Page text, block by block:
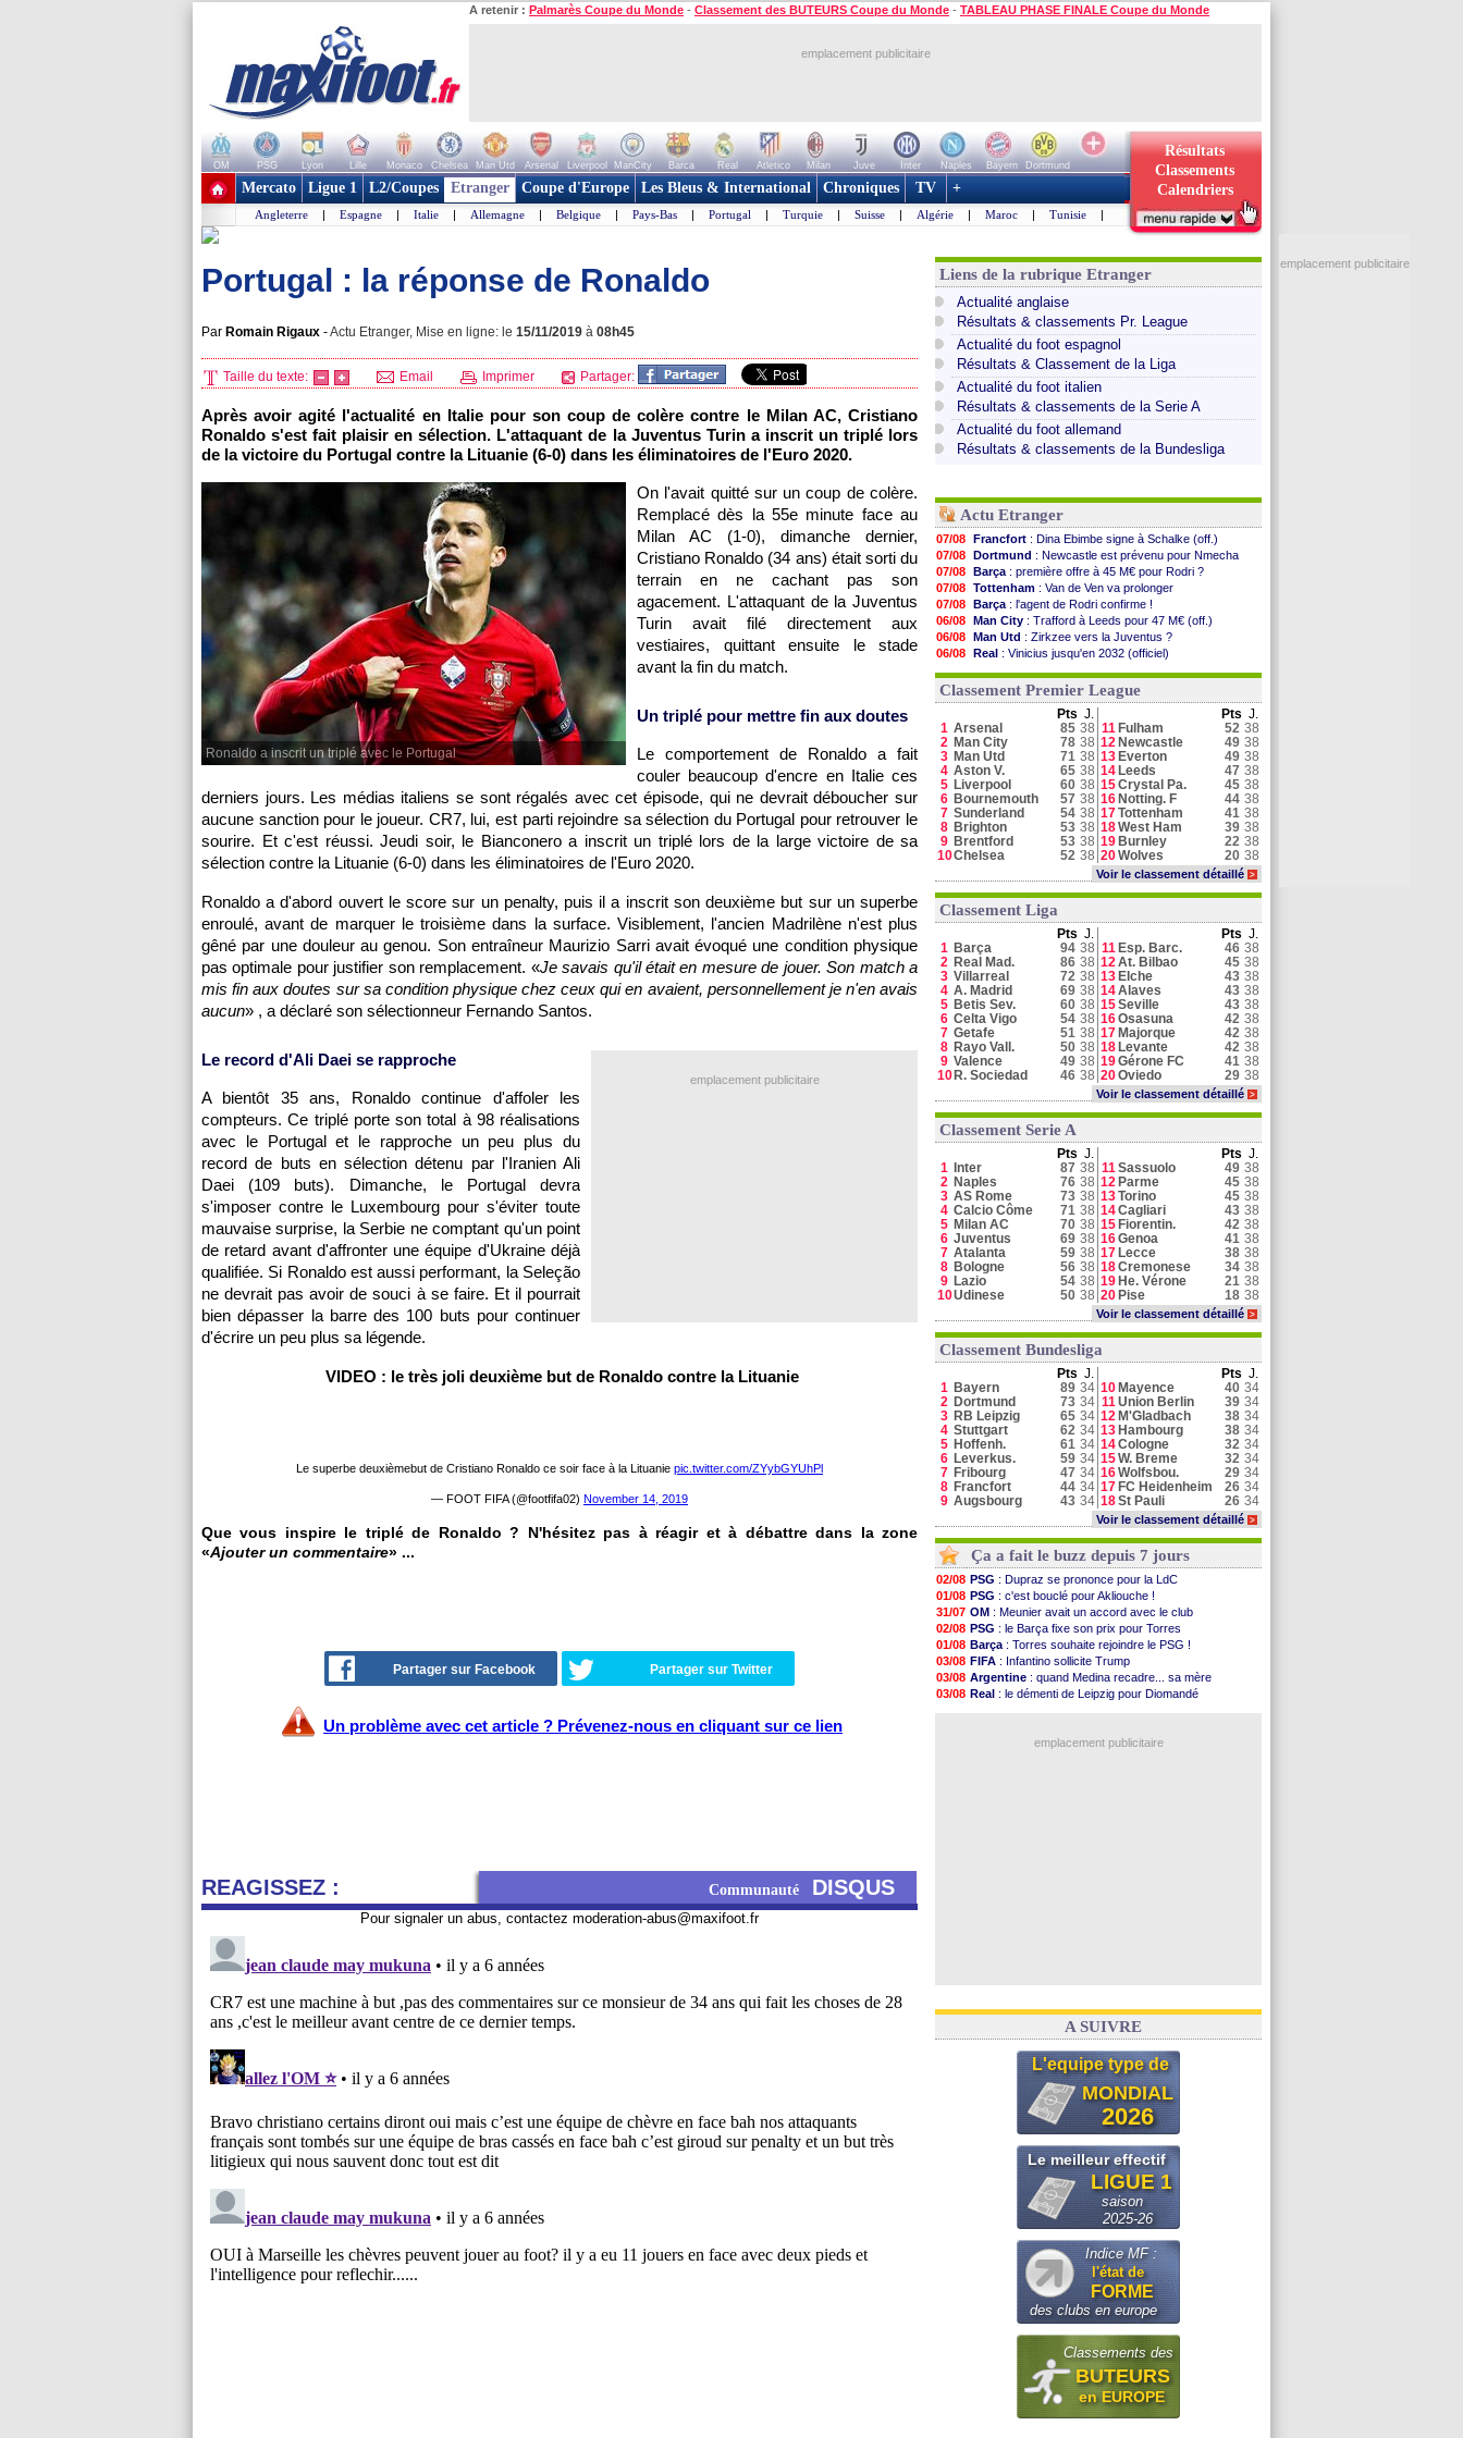
A retenir : Palmarès Coupe du Monde - Classement des BUTEURS Coupe du Monde - TABLEAU PHASE FINALE Coupe du Monde
emplacement publicitaire
OM PSG Lyon Lille Monaco Chelsea Man Utd Arsenal Liverpool ManCity Barca Real Atletico Milan Juve Inter Naples Bayern
Dortmund
+ de clubs
Résultats
Classements
Calendriers
Mercato Ligue 1 L2/Coupes Etranger Coupe d'Europe Les Bleus & International Chroniques TV +
Angleterre | Espagne | Italie | Allemagne | Belgique | Pays-Bas | Portugal | Turquie | Suisse | Algérie | Maroc | Tunisie |
Portugal : la réponse de Ronaldo
Par Romain Rigaux -Actu Etranger, Mise en ligne: le 15/11/2019 à 08h45
Taille du texte: Email Imprimer Partager:
Après avoir agité l'actualité en Italie pour son coup de colère contre le Milan AC, Cristiano
Ronaldo s'est fait plaisir en sélection. L'attaquant de la Juventus Turin a inscrit un triplé lors
de la victoire du Portugal contre la Lituanie (6-0) dans les éliminatoires de l'Euro 2020.
Ronaldo a inscrit un triplé avec le Portugal
On l'avait quitté sur un coup de colère.
Remplacé dès la 55e minute face au
Milan AC (1-0), dimanche dernier,
Cristiano Ronaldo (34 ans) était sorti du
terrain en ne cachant pas son
agacement. L'attaquant de la Juventus
Turin avait filé directement aux
vestiaires, quittant ensuite le stade
avant la fin du match.
Un triplé pour mettre fin aux doutes
Le comportement de Ronaldo a fait
couler beaucoup d'encre en Italie ces
derniers jours. Les médias italiens se sont régalés avec cet épisode, qui ne devrait déboucher sur
aucune sanction pour le joueur. CR7, lui, est parti rejoindre sa sélection du Portugal pour retrouver le
sourire. Et c'est réussi. Jeudi soir, le Bianconero a inscrit un triplé lors de la large victoire de sa
sélection contre la Lituanie (6-0) dans les éliminatoires de l'Euro 2020.
Ronaldo a d'abord ouvert le score sur un penalty, puis il a inscrit son deuxième but sur un superbe
enroulé, avant de marquer le troisième dans la surface. Visiblement, l'ancien Madrilène n'est plus
gêné par une douleur au genou. Son entraîneur Maurizio Sarri avait évoqué une condition physique
pas optimale pour justifier son remplacement. «Je savais qu'il était en mesure de jouer. Son match a
mis fin aux doutes sur sa condition physique chez ceux qui en avaient, personnellement je n'en avais
aucun» , a déclaré son sélectionneur Fernando Santos.
emplacement publicitaire
Le record d'Ali Daei se rapproche
A bientôt 35 ans, Ronaldo continue d'affoler les
compteurs. Ce triplé porte son total à 98 réalisations
avec le Portugal et le rapproche un peu plus du
record de buts en sélection détenu par l'Iranien Ali
Daei (109 buts). Dimanche, le Portugal devra
s'imposer contre le Luxembourg pour s'éviter toute
mauvaise surprise, la Serbie ne comptant qu'un point
de retard avant d'affronter une équipe d'Ukraine déjà
qualifiée. Si Ronaldo est aussi performant, la Seleção
ne devrait pas avoir de souci à se faire. Et il pourrait
bien dépasser la barre des 100 buts pour continuer
d'écrire un peu plus sa légende.
VIDEO : le très joli deuxième but de Ronaldo contre la Lituanie
Le superbe deuxièmebut de Cristiano Ronaldo ce soir face à la Lituanie pic.twitter.com/ZYybGYUhPl
— FOOT FIFA (@footfifa02) November 14, 2019
Que vous inspire le triplé de Ronaldo ? N'hésitez pas à réagir et à débattre dans la zone
«Ajouter un commentaire» ...
Partager sur Facebook Partager sur Twitter
Un problème avec cet article ? Prévenez-nous en cliquant sur ce lien
REAGISSEZ : Communauté DISQUS
Pour signaler un abus, contactez moderation-abus@maxifoot.fr
Liens de la rubrique Etranger
Actualité anglaise
Résultats & classements Pr. League
Actualité du foot espagnol
Résultats & Classement de la Liga
Actualité du foot italien
Résultats & classements de la Serie A
Actualité du foot allemand
Résultats & classements de la Bundesliga
Actu Etranger
07/08 Francfort : Dina Ebimbe signe à Schalke (off.)
07/08 Dortmund : Newcastle est prévenu pour Nmecha
07/08 Barça : première offre à 45 M€ pour Rodri ?
07/08 Tottenham : Van de Ven va prolonger
07/08 Barça : l'agent de Rodri confirme !
06/08 Man City : Trafford à Leeds pour 47 M€ (off.)
06/08 Man Utd : Zirkzee vers la Juventus ?
06/08 Real : Vinicius jusqu'en 2032 (officiel)
06/08
Arsenal: Arteta veut créer une dynastie
06/08 Chelsea: Palace a fait son offre pour Disasi
: Juanlu signe à Bournemouth (officiel)
06/08 Real: Diomandé pour 140 M€ ! (officiel)
06/08 Man City
: Rodri préfère le Barça au Real !
06/08 Aston Villa : Liverpool cible aussi Konsa
Voir toutes les brèves
Classement Premier League
Pts J. Pts J.
1 Arsenal 85 38 11 Fulham 52 38
2 Man City 78 38 12 Newcastle 49 38
3 Man Utd 71 38 13 Everton 49 38
4 Aston V. 65 38 14 Leeds 47 38
5 Liverpool 60 38 15Crystal Pa. 45 38
6 Bournemouth 57 38 16 Notting. F 44 38
7 Sunderland 54 38 17Tottenham 41 38
8 Brighton 53 38 18West Ham 39 38
9 Brentford 53 38 19 Burnley 22 38
10Chelsea 52 38 20Wolves 20 38
Voir le classement détaillé >
Classement Liga
Pts J. Pts J.
1 Barça 94 38 11 Esp. Barc. 46 38
2 Real Mad. 86 38 12At. Bilbao 45 38
3 Villarreal 72 38 13 Elche 43 38
4 A. Madrid 69 38 14Alaves 43 38
5 Betis Sev. 60 38 15Seville 43 38
6 Celta Vigo 54 38 16Osasuna 42 38
7 Getafe 51 38 17 Majorque 42 38
8 Rayo Vall. 50 38 18 Levante 42 38
9 Valence 49 38 19Gérone FC 41 38
10 R. Sociedad 46 38 20Oviedo 29 38
Voir le classement détaillé >
Classement Serie A
Pts J. Pts J.
1 Inter 87 38 11Sassuolo 49 38
2 Naples 76 38 12 Parme 45 38
3 AS Rome 73 38 13Torino 45 38
4 Calcio Côme 71 38 14Cagliari 43 38
5 Milan AC 70 38 15 Fiorentin. 42 38
6 Juventus 69 38 16Genoa 41 38
7 Atalanta 59 38 17 Lecce 38 38
8 Bologne 56 38 18Cremonese 34 38
9 Lazio 54 38 19 He. Vérone 21 38
10Udinese 50 38 20 Pise 18 38
Voir le classement détaillé >
Classement Bundesliga
Pts J. Pts J.
1 Bayern 89 34 10 Mayence 40 34
2 Dortmund 73 34 11Union Berlin 39 34
3 RB Leipzig 65 34 12 M'Gladbach 38 34
4 Stuttgart 62 34 13 Hambourg 38 34
5 Hoffenh. 61 34 14Cologne 32 34
6 Leverkus. 59 34 15W. Breme 32 34
7 Fribourg 47 34 16Wolfsbou. 29 34
8 Francfort 44 34 17 FC Heidenheim 26 34
9 Augsbourg 43 34 18St Pauli 26 34
Voir le classement détaillé >
Ça a fait le buzz depuis 7 jours
02/08 PSG : Dupraz se prononce pour la LdC
01/08 PSG : c'est bouclé pour Akliouche !
31/07 OM : Meunier avait un accord avec le club
02/08 PSG : le Barça fixe son prix pour Torres
01/08 Barça : Torres souhaite rejoindre le PSG !
03/08 FIFA : Infantino sollicite Trump
03/08 Argentine : quand Medina recadre... sa mère
03/08 Real : le démenti de Leipzig pour Diomandé
emplacement publicitaire
A SUIVRE
L'equipe type de
MONDIAL
2026
Le meilleur effectif
LIGUE 1
saison
2025-26
Indice MF :
l'état de
FORME
des clubs en europe
Classements des
BUTEURS
en EUROPE
emplacement publicitaire